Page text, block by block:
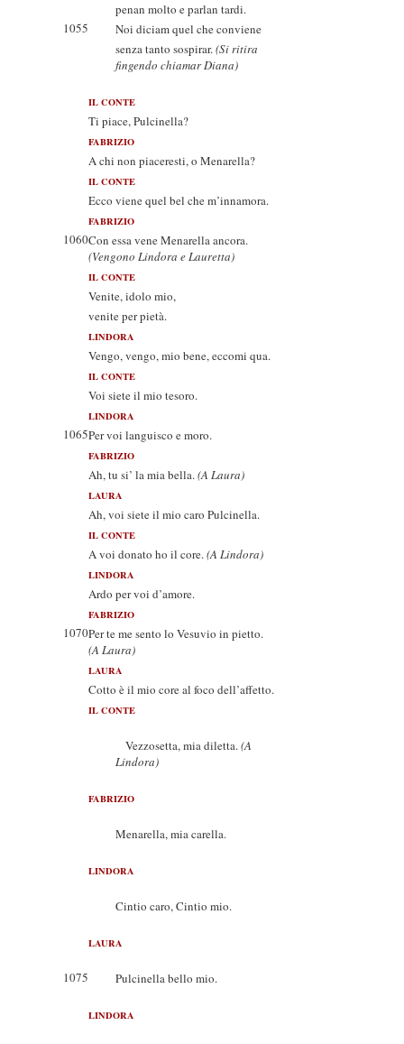
penan molto e parlan tardi.
1055
Noi diciam quel che conviene
senza tanto sospirar.(Si ritira
fingendo chiamar Diana)
IL CONTE
Ti piace, Pulcinella?
FABRIZIO
A chi non piaceresti, o Menarella?
IL CONTE
Ecco viene quel bel che m’innamora.
FABRIZIO
1060Con essa vene Menarella ancora.
(Vengono Lindora e Lauretta)
IL CONTE
Venite, idolo mio,
venite per pietà.
LINDORA
Vengo, vengo, mio bene, eccomi qua.
IL CONTE
Voi siete il mio tesoro.
LINDORA
1065Per voi languisco e moro.
FABRIZIO
Ah, tu si’ la mia bella.(A Laura)
LAURA
Ah, voi siete il mio caro Pulcinella.
IL CONTE
A voi donato ho il core.(A Lindora)
LINDORA
Ardo per voi d’amore.
FABRIZIO
1070Per te me sento lo Vesuvio in pietto.
(A Laura)
LAURA
Cotto è il mio core al foco dell’affetto.
IL CONTE
Vezzosetta, mia diletta.(A
Lindora)
FABRIZIO
Menarella, mia carella.
LINDORA
Cintio caro, Cintio mio.
LAURA
1075 Pulcinella bello mio.
LINDORA